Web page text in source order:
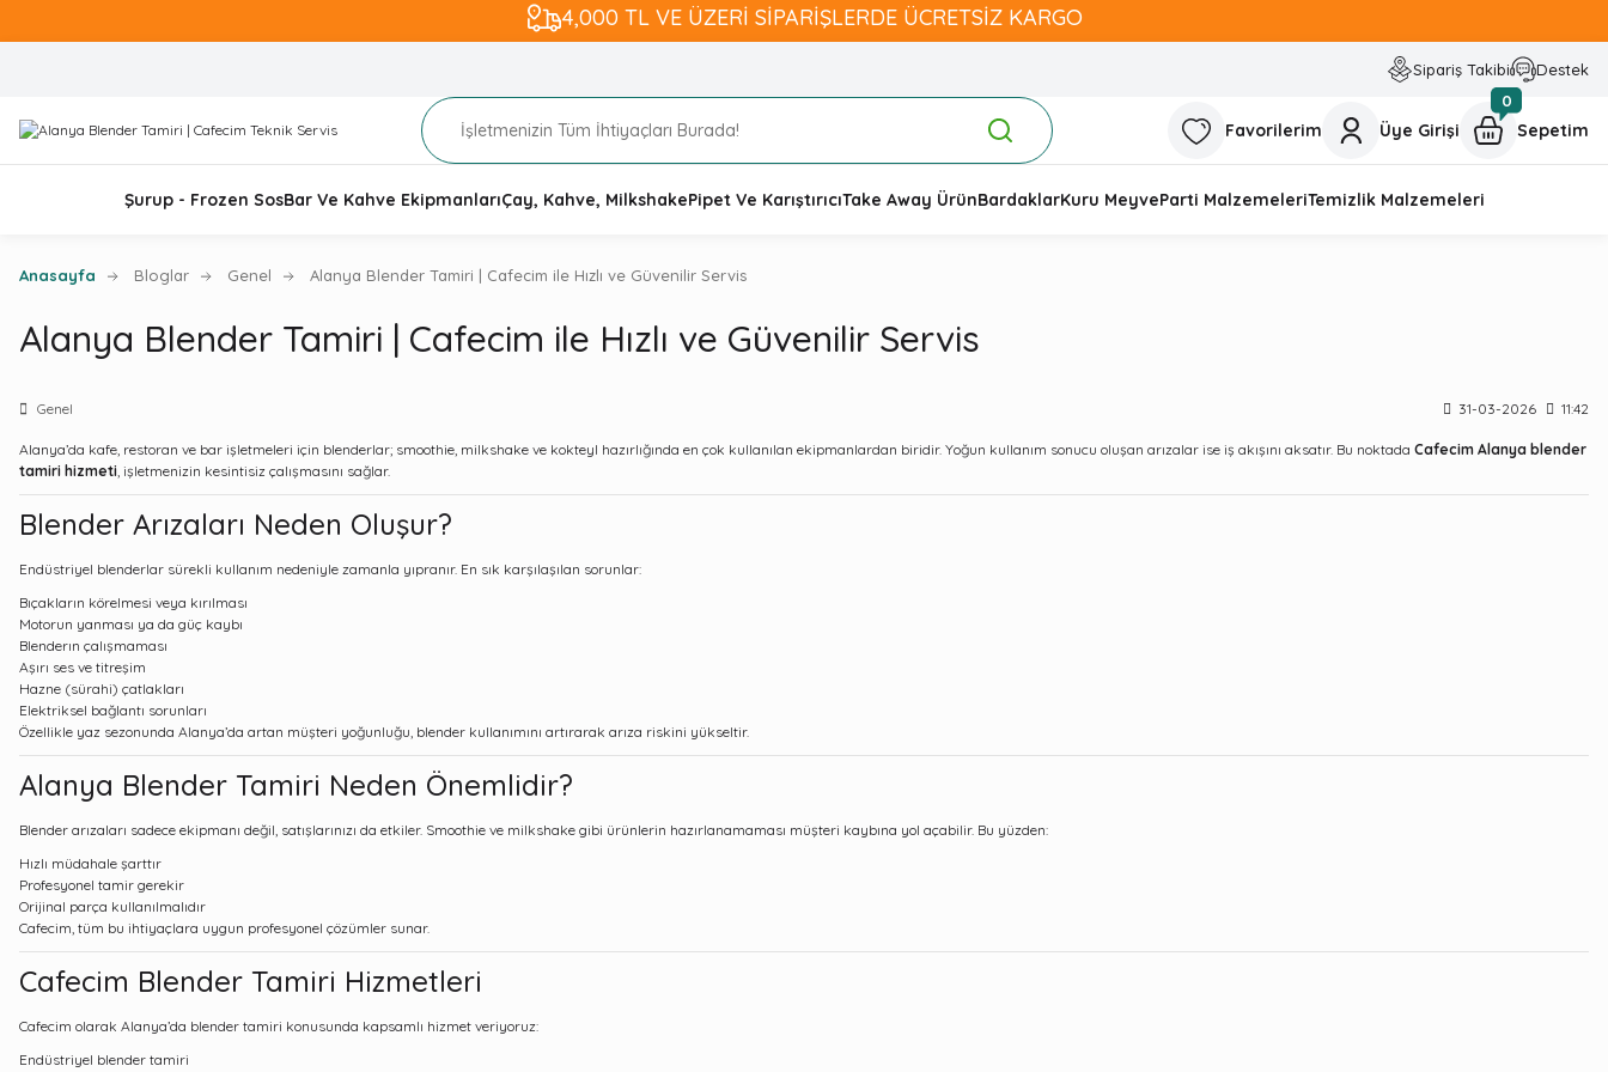
4,000 TL VE ÜZERİ SİPARİŞLERDE ÜCRETSİZ KARGO
Sipariş Takibi Destek
Favorilerim Üye Girişi
0
Sepetim
Şurup - Frozen SosBar Ve Kahve EkipmanlarıÇay, Kahve, MilkshakePipet Ve KarıştırıcıTake Away ÜrünBardaklarKuru MeyveParti MalzemeleriTemizlik Malzemeleri
Anasayfa Bloglar Genel Alanya Blender Tamiri | Cafecim ile Hızlı ve Güvenilir Servis
Alanya Blender Tamiri | Cafecim ile Hızlı ve Güvenilir Servis
Genel 31-03-2026 11:42
Alanya’da kafe, restoran ve bar işletmeleri için blenderlar; smoothie, milkshake ve kokteyl hazırlığında en çok kullanılan ekipmanlardan biridir. Yoğun kullanım sonucu oluşan arızalar ise iş akışını aksatır. Bu noktada Cafecim Alanya blender
tamiri hizmeti, işletmenizin kesintisiz çalışmasını sağlar.
Blender Arızaları Neden Oluşur?
Endüstriyel blenderlar sürekli kullanım nedeniyle zamanla yıpranır. En sık karşılaşılan sorunlar:
Bıçakların körelmesi veya kırılması
Motorun yanması ya da güç kaybı
Blenderın çalışmaması
Aşırı ses ve titreşim
Hazne (sürahi) çatlakları
Elektriksel bağlantı sorunları
Özellikle yaz sezonunda Alanya’da artan müşteri yoğunluğu, blender kullanımını artırarak arıza riskini yükseltir.
Alanya Blender Tamiri Neden Önemlidir?
Blender arızaları sadece ekipmanı değil, satışlarınızı da etkiler. Smoothie ve milkshake gibi ürünlerin hazırlanamaması müşteri kaybına yol açabilir. Bu yüzden:
Hızlı müdahale şarttır
Profesyonel tamir gerekir
Orijinal parça kullanılmalıdır
Cafecim, tüm bu ihtiyaçlara uygun profesyonel çözümler sunar.
Cafecim Blender Tamiri Hizmetleri
Cafecim olarak Alanya’da blender tamiri konusunda kapsamlı hizmet veriyoruz:
Endüstriyel blender tamiri